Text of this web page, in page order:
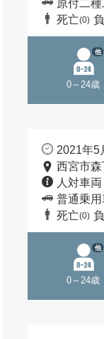
原付二
死亡(0)
0～24歳
他
2021年5
西宮市
人対車
普通乗用
死亡(0)
0～24歳
他